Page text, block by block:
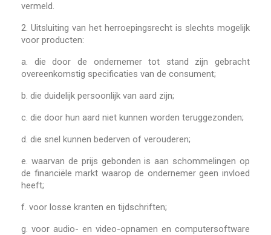
vermeld.
2. Uitsluiting van het herroepingsrecht is slechts mogelijk
voor producten:
a. die door de ondernemer tot stand zijn gebracht
overeenkomstig specificaties van de consument;
b. die duidelijk persoonlijk van aard zijn;
c. die door hun aard niet kunnen worden teruggezonden;
d. die snel kunnen bederven of verouderen;
e. waarvan de prijs gebonden is aan schommelingen op
de financiële markt waarop de ondernemer geen invloed
heeft;
f. voor losse kranten en tijdschriften;
g. voor audio- en video-opnamen en computersoftware